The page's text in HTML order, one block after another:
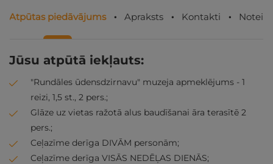
Atpūtas piedāvājums Apraksts Kontakti
Jūsu atpūtā iekļauts:
"Rundāles ūdensdzirnavu" muzeja apmeklējums - 1
reizi, 1,5 st., 2 pers.;
Glāze uz vietas ražotā alus baudīšanai āra terasītē 2
pers.;
Ceļazīme derīga DIVĀM personām;
Ceļazīme derīga VISĀS NEDĒĻAS DIENĀS;